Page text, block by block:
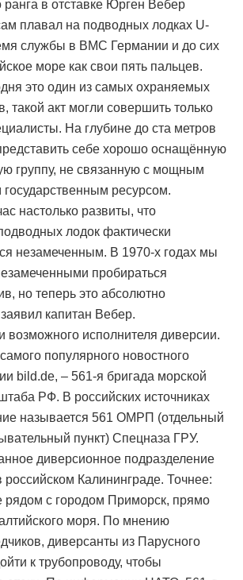
ранга в отставке Юрген Вебер
плавал на подводных лодках U-
службы в ВМС Германии и до сих
море как свои пять пальцев.
это один из самых охраняемых
такой акт могли совершить только
На глубине до ста метров
себе хорошо оснащённую
группу, не связанную с мощным
ресурсом.
настолько развиты, что
лодок фактически
незамеченным. В 1970-х годах мы
пробираться
но теперь это абсолютно
капитан Вебер.
исполнителя диверсии.
популярного новостного
bild.de, – 561-я бригада морской
РФ. В российских источниках
называется 561 ОМРП (отдельный
пункт) Спецназа ГРУ.
диверсионное подразделение
российском Калининграде. Точнее:
рядом с городом Приморск, прямо
моря. По мнению
диверсанты из Парусного
к трубопроводу, чтобы